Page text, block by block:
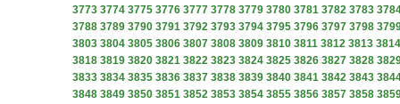
3773 3774 3775 3776 3777 3778 3779 3780 3781 3782 3783
3788 3789 3790 3791 3792 3793 3794 3795 3796 3797 3798
3803 3804 3805 3806 3807 3808 3809 3810 3811 3812 3813 3814
3818 3819 3820 3821 3822 3823 3824 3825 3826 3827 3828
3833 3834 3835 3836 3837 3838 3839 3840 3841 3842 3843
3848 3849 3850 3851 3852 3853 3854 3855 3856 3857 3858